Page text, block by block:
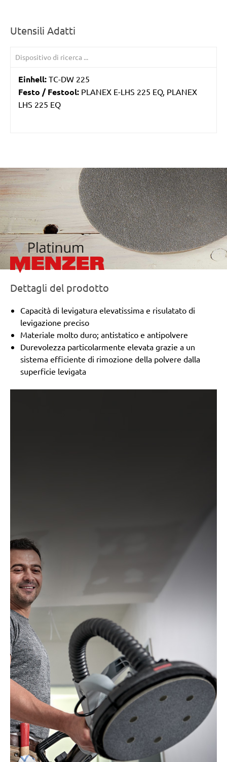
Utensili Adatti
Einhell: TC-DW 225
Festo / Festool: PLANEX E-LHS 225 EQ, PLANEX
LHS 225 EQ
/marketing/parallax/menzer/parallax_logos/
Dettagli del prodotto
Capacità di levigatura elevatissima e risulatato di
levigazione preciso
Materiale molto duro; antistatico e antipolvere
Durevolezza particolarmente elevata grazie a un
sistema efficiente di rimozione della polvere dalla
superficie levigata